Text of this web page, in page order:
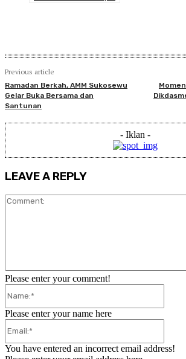
Previous article
Ramadan Berkah, AMM Sukosewu
Gelar Buka Bersama dan
Santunan
- Iklan -
LEAVE A REPLY
Please enter your comment!
Please enter your name here
You have entered an incorrect email address!